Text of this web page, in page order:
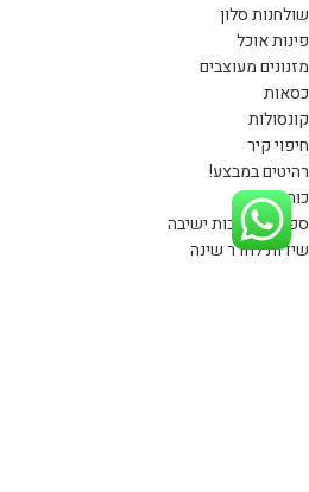
שולחנות סלון
פינות אוכל
מזנונים מעוצבים
כסאות
קונסולות
חיפוי קיר
רהיטים במבצע!
כורסאות
ספות ומערכות ישיבה
שידות לחדר שינה